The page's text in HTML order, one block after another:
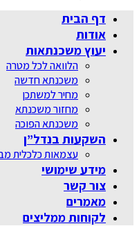
דף הבית
אודות
יעוץ משכנתאות
הלוואה לכל מטרה
משכנתא חדשה
מחיר למשתכן
מחזור משכנתא
משכנתא הפוכה
השקעות בנדל”ן
עצמאות כלכלית
מידע שימושי
צור קשר
מאמרים
לקוחות ממליצים